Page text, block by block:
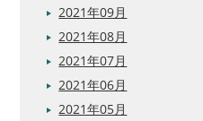
2021年09月
2021年08月
2021年07月
2021年06月
2021年05月